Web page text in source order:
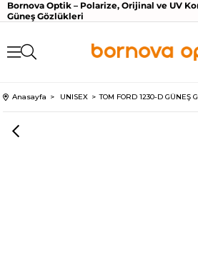
Bornova Optik – Polarize, Orijinal ve UV
Güneş Gözlükleri
Anasayfa UNISEX TOM FORD 1230-D GÜNEŞ